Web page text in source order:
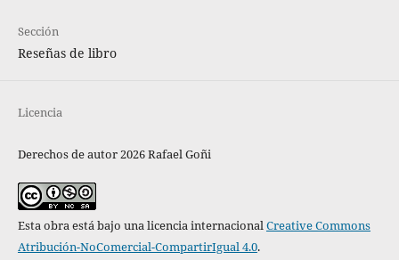
Sección
Reseñas de libro
Licencia
Derechos de autor 2026 Rafael Goñi
Esta obra está bajo una licencia internacionalCreative Commons
Atribución-NoComercial-CompartirIgual 4.0.